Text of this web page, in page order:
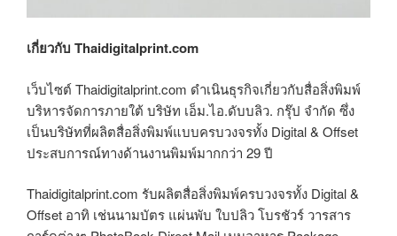
เกี่ยวกับ Thaidigitalprint.com
เว็บไซต์ Thaidigitalprint.com ดำเนินธุรกิจเกี่ยวกับสื่อสิ่งพิมพ์
บริหารจัดการภายใต้ บริษัท เอ็ม.ไอ.ดับบลิว. กรุ๊ป จำกัด ซึ่ง
เป็นบริษัทที่ผลิตสื่อสิ่งพิมพ์แบบครบวงจรทั้ง Digital & Offset
ประสบการณ์ทางด้านงานพิมพ์มากกว่า 29 ปี
Thaidigitalprint.com รับผลิตสื่อสิ่งพิมพ์ครบวงจรทั้ง Digital &
Offset อาทิ เช่นนามบัตร แผ่นพับ ใบปลิว โบรชัวร์ วารสาร